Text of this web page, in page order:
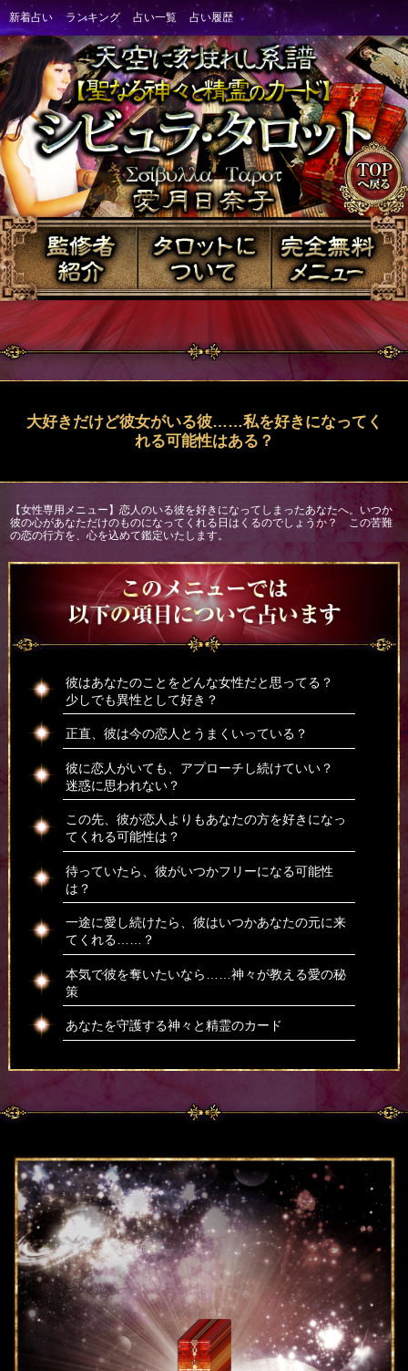
大好きだけど彼女がいる彼……私を好きになってく
れる可能性はある？
【女性専用メニュー】恋人のいる彼を好きになってしまったあなたへ。いつか
彼の心があなただけのものになってくれる日はくるのでしょうか？ この苦難
の恋の行方を、心を込めて鑑定いたします。
彼はあなたのことをどんな女性だと思ってる？
少しでも異性として好き？
正直、彼は今の恋人とうまくいっている？
彼に恋人がいても、アプローチし続けていい？
迷惑に思われない？
この先、彼が恋人よりもあなたの方を好きになっ
てくれる可能性は？
待っていたら、彼がいつかフリーになる可能性
は？
一途に愛し続けたら、彼はいつかあなたの元に来
てくれる……？
本気で彼を奪いたいなら……神々が教える愛の秘
策
あなたを守護する神々と精霊のカード